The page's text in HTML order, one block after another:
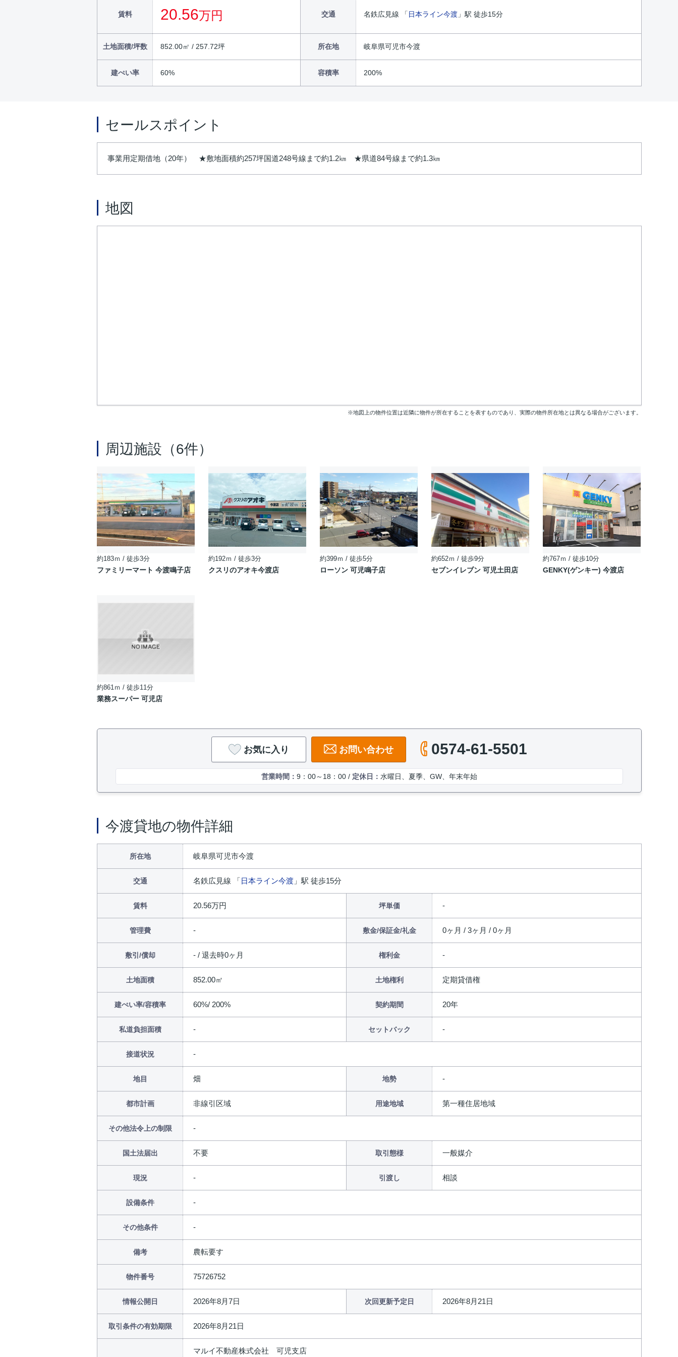
賃料 20.56万円 交通 名鉄広見線 「 日本ライン今渡 」駅 徒歩15分
土地面積/坪数 852.00㎡ / 257.72坪 所在地 岐阜県可児市今渡
建ぺい率 60% 容積率 200%
セールスポイント
事業用定期借地（20年） ★敷地面積約257坪国道248号線まで約1.2㎞ ★県道84号線まで約1.3㎞
地図
※地図上の物件位置は近隣に物件が所在することを表すものであり、実際の物件所在地とは異なる場合がございます。
周辺施設（6件）
約183ｍ / 徒歩3分
ファミリーマート 今渡鳴子店
約192ｍ / 徒歩3分
クスリのアオキ今渡店
約399ｍ / 徒歩5分
ローソン 可児鳴子店
約652ｍ / 徒歩9分
セブンイレブン 可児土田店
約767ｍ / 徒歩10分
GENKY(ゲンキー) 今渡店
約861ｍ / 徒歩11分
業務スーパー 可児店
お気に入り お問い合わせ 0574-61-5501
営業時間： 9：00～18：00 / 定休日： 水曜日、夏季、GW、年末年始
今渡貸地の物件詳細
所在地 岐阜県可児市今渡
交通 名鉄広見線 「日本ライン今渡 」駅 徒歩15分
賃料 20.56万円 坪単価
管理費 敷金/保証金/礼金 0ヶ月 / 3ヶ月 / 0ヶ月
敷引/償却 - / 退去時0ヶ月 権利金
土地面積 852.00㎡ 土地権利 定期貸借権
建ぺい率/容積率 60%/ 200% 契約期間 20年
私道負担面積 セットバック
接道状況
地目 畑 地勢
都市計画 非線引区域 用途地域 第一種住居地域
その他法令上の制限
国土法届出 不要 取引態様 一般媒介
現況 引渡し 相談
設備条件
その他条件
備考 農転要す
物件番号 75726752
情報公開日 2026年8月7日 次回更新予定日 2026年8月21日
取引条件の有効期限 2026年8月21日
マルイ不動産株式会社 可児支店